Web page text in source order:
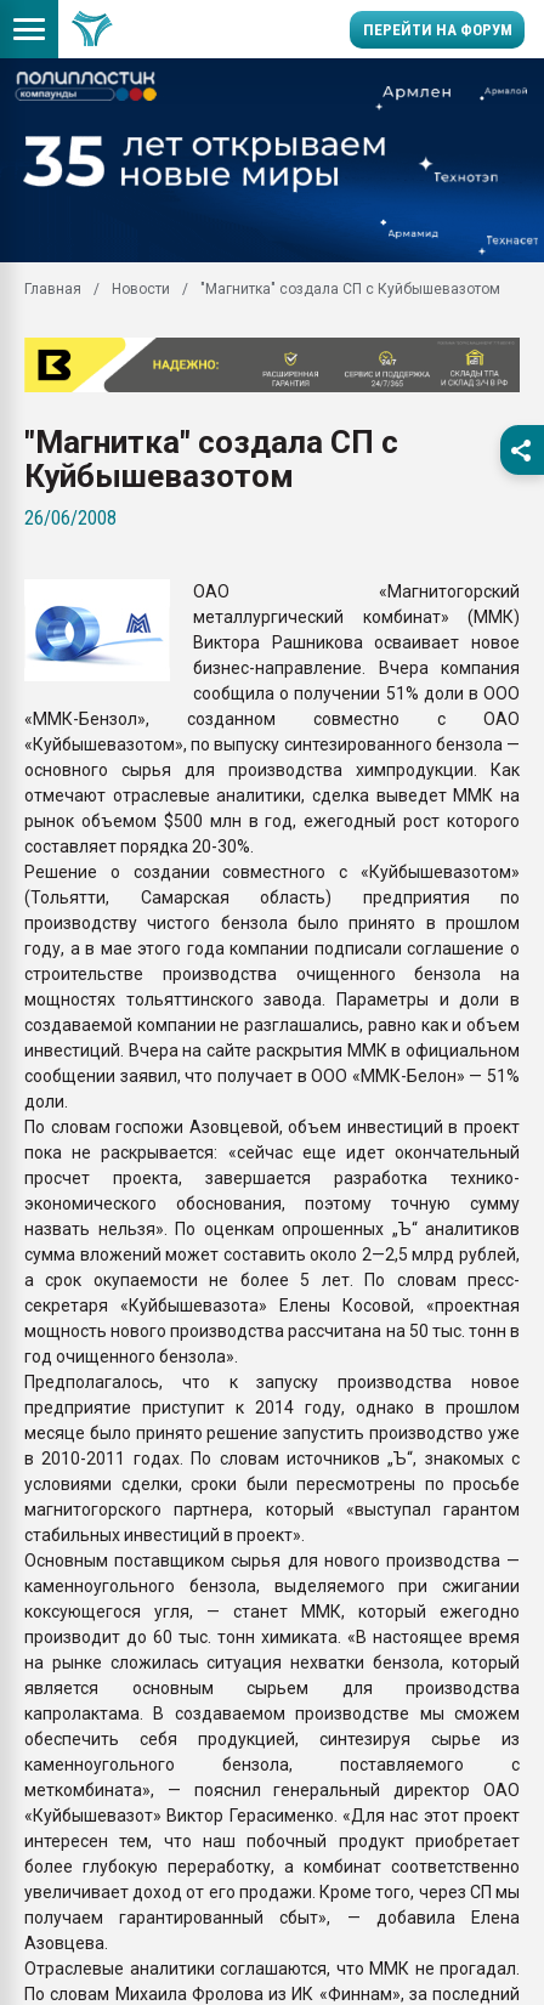
ПЕРЕЙТИ НА ФОРУМ
производство SPC
заводу пластмасс"
Помощь в подборе
Вакуум-формовочные
ближайшее
Подмосковье, Москва
первый план в
бутылок
ПЕРЕЙТИ НА
Главная Новости "Магнитка" создала СП с Куйбышевазотом
"Магнитка" создала СП с
Куйбышевазотом
26/06/2008
ОАО «Магнитогорский
металлургический комбинат» (ММК)
Виктора Рашникова осваивает новое
бизнес-направление. Вчера компания
сообщила о получении 51% доли в ООО
«ММК-Бензол», созданном совместно с ОАО
«Куйбышевазотом», по выпуску синтезированного бензола —
основного сырья для производства химпродукции. Как
отмечают отраслевые аналитики, сделка выведет ММК на
рынок объемом $500 млн в год, ежегодный рост которого
составляет порядка 20-30%.
Решение о создании совместного с «Куйбышевазотом»
(Тольятти, Самарская область) предприятия по
производству чистого бензола было принято в прошлом
году, а в мае этого года компании подписали соглашение о
строительстве производства очищенного бензола на
мощностях тольяттинского завода. Параметры и доли в
создаваемой компании не разглашались, равно как и объем
инвестиций. Вчера на сайте раскрытия ММК в официальном
сообщении заявил, что получает в ООО «ММК-Белон» — 51%
доли.
По словам госпожи Азовцевой, объем инвестиций в проект
пока не раскрывается: «сейчас еще идет окончательный
просчет проекта, завершается разработка технико-
экономического обоснования, поэтому точную сумму
назвать нельзя». По оценкам опрошенных „Ъ“ аналитиков
сумма вложений может составить около 2—2,5 млрд рублей,
а срок окупаемости не более 5 лет. По словам пресс-
секретаря «Куйбышевазота» Елены Косовой, «проектная
мощность нового производства рассчитана на 50 тыс. тонн в
год очищенного бензола».
Предполагалось, что к запуску производства новое
предприятие приступит к 2014 году, однако в прошлом
месяце было принято решение запустить производство уже
в 2010-2011 годах. По словам источников „Ъ“, знакомых с
условиями сделки, сроки были пересмотрены по просьбе
магнитогорского партнера, который «выступал гарантом
стабильных инвестиций в проект».
Основным поставщиком сырья для нового производства —
каменноугольного бензола, выделяемого при сжигании
коксующегося угля, — станет ММК, который ежегодно
производит до 60 тыс. тонн химиката. «В настоящее время
на рынке сложилась ситуация нехватки бензола, который
является основным сырьем для производства
капролактама. В создаваемом производстве мы сможем
обеспечить себя продукцией, синтезируя сырье из
каменноугольного бензола, поставляемого с
меткомбината», — пояснил генеральный директор ОАО
«Куйбышевазот» Виктор Герасименко. «Для нас этот проект
интересен тем, что наш побочный продукт приобретает
более глубокую переработку, а комбинат соответственно
увеличивает доход от его продажи. Кроме того, через СП мы
получаем гарантированный сбыт», — добавила Елена
Азовцева.
Отраслевые аналитики соглашаются, что ММК не прогадал.
По словам Михаила Фролова из ИК «Финнам», за последний